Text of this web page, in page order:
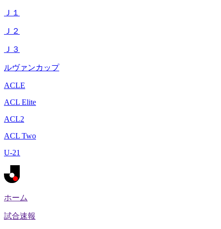
Ｊ１
Ｊ２
Ｊ３
ルヴァンカップ
ACLE
ACL Elite
ACL2
ACL Two
U-21
ホーム
試合速報